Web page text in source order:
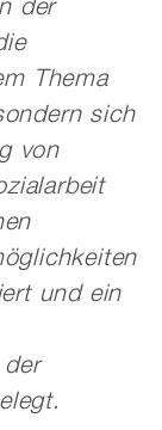
Thema
sich
von
und ein